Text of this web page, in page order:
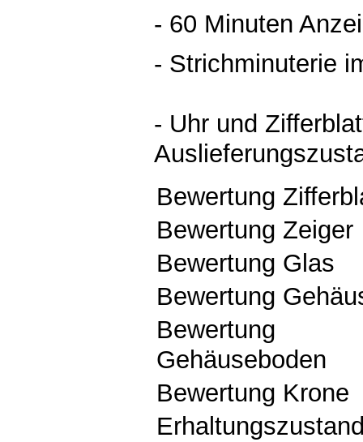
- 60 Minuten
- Strichminuterie
- Uhr und
Bewertung
Bewertung Zeiger
Bewertung Glas
Bewertung
Bewertung
Gehäuseboden
Bewertung Krone